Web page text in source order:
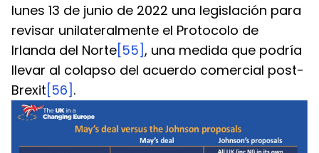
lunes 13 de junio de 2022 una legislación para
revisar unilateralmente el Protocolo de
Irlanda del Norte[55], una medida que podría
llevar al colapso del acuerdo comercial post-
Brexit [56] .